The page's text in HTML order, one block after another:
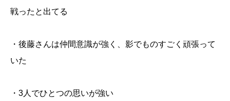
戦ったと出てる
・後藤さんは仲間意識が強く、影でものすごく頑張って
いた
・3人でひとつの思いが強い